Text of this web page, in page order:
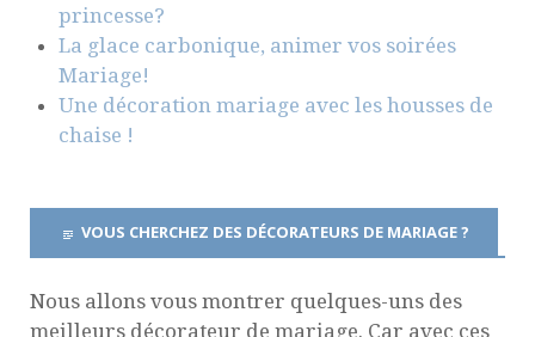
princesse?
La glace carbonique, animer vos soirées
Mariage!
Une décoration mariage avec les housses de
chaise !
VOUS CHERCHEZ DES DÉCORATEURS DE MARIAGE ?
Nous allons vous montrer quelques-uns des
meilleurs décorateur de mariage. Car avec ces